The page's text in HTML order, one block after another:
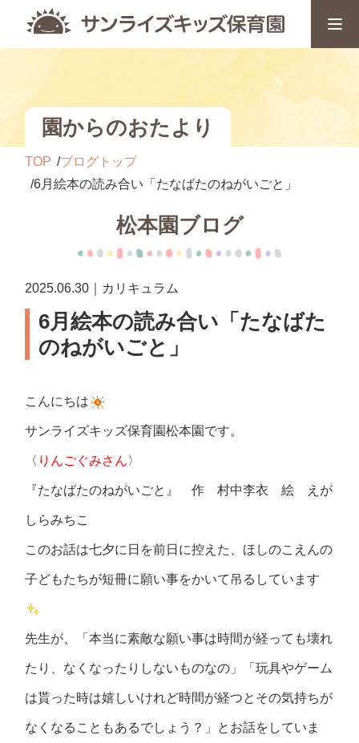
園からのおたより
TOP
ブログトップ
6月絵本の読み合い「たなばたのねがいごと」
松本園ブログ
2025.06.30｜カリキュラム
6月絵本の読み合い「たなばた
のねがいごと」
こんにちは
サンライズキッズ保育園松本園です。
〈 りんごぐみさん〉
『たなばたのねがいごと』 作 村中李衣 絵 えが
しらみちこ
このお話は七夕に日を前日に控えた、ほしのこえんの
子どもたちが短冊に願い事をかいて吊るしています
先生が、「本当に素敵な願い事は時間が経っても壊れ
たり、なくなったりしないものなの」「玩具やゲーム
は貰った時は嬉しいけれど時間が経つとその気持ちが
なくなることもあるでしょう？」とお話をしていま